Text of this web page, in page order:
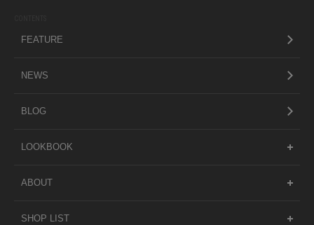
FEATURE
NEWS
BLOG
LOOKBOOK
ABOUT
SHOP LIST